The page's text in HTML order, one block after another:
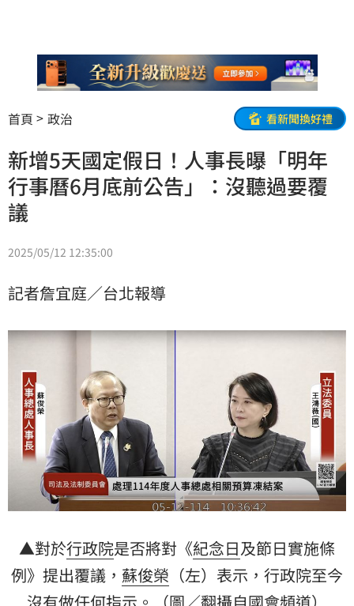
首頁 政治 看新聞換好禮
新增5天國定假日！人事長曝「明年
行事曆6月底前公告」：沒聽過要覆
議
2025/05/12 12:35:00
記者詹宜庭／台北報導
▲對於行政院是否將對《紀念日及節日實施條
例》提出覆議， 蘇俊榮 （左）表示，行政院至今
沒有做任何指示。（圖／翻攝自國會頻道）